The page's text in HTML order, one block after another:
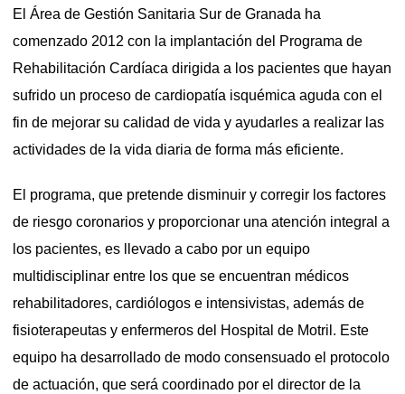
El Área de Gestión Sanitaria Sur de Granada ha
comenzado 2012 con la implantación del Programa de
Rehabilitación Cardíaca dirigida a los pacientes que hayan
sufrido un proceso de cardiopatía isquémica aguda con el
fin de mejorar su calidad de vida y ayudarles a realizar las
actividades de la vida diaria de forma más eficiente.
El programa, que pretende disminuir y corregir los factores
de riesgo coronarios y proporcionar una atención integral a
los pacientes, es llevado a cabo por un equipo
multidisciplinar entre los que se encuentran médicos
rehabilitadores, cardiólogos e intensivistas, además de
fisioterapeutas y enfermeros del Hospital de Motril. Este
equipo ha desarrollado de modo consensuado el protocolo
de actuación, que será coordinado por el director de la